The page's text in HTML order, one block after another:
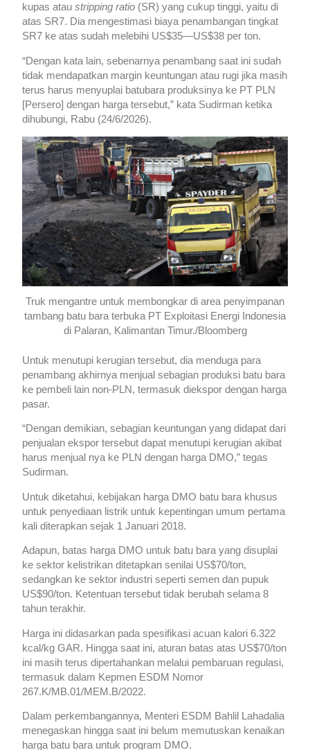
kupas ataustripping ratio (SR) yang cukup tinggi, yaitu di
atas SR7. Dia mengestimasi biaya penambangan tingkat
SR7 ke atas sudah melebihi US$35—US$38 per ton.
“Dengan kata lain, sebenarnya penambang saat ini sudah
tidak mendapatkan margin keuntungan atau rugi jika masih
terus harus menyuplai batubara produksinya ke PT PLN
[Persero] dengan harga tersebut,” kata Sudirman ketika
dihubungi, Rabu (24/6/2026).
Truk mengantre untuk membongkar di area penyimpanan
tambang batu bara terbuka PT Exploitasi Energi Indonesia
di Palaran, Kalimantan Timur./Bloomberg
Untuk menutupi kerugian tersebut, dia menduga para
penambang akhirnya menjual sebagian produksi batu bara
ke pembeli lain non-PLN, termasuk diekspor dengan harga
pasar.
“Dengan demikian, sebagian keuntungan yang didapat dari
penjualan ekspor tersebut dapat menutupi kerugian akibat
harus menjual nya ke PLN dengan harga DMO,” tegas
Sudirman.
Untuk diketahui, kebijakan harga DMO batu bara khusus
untuk penyediaan listrik untuk kepentingan umum pertama
kali diterapkan sejak 1 Januari 2018.
Adapun, batas harga DMO untuk batu bara yang disuplai
ke sektor kelistrikan ditetapkan senilai US$70/ton,
sedangkan ke sektor industri seperti semen dan pupuk
US$90/ton. Ketentuan tersebut tidak berubah selama 8
tahun terakhir.
Harga ini didasarkan pada spesifikasi acuan kalori 6.322
kcal/kg GAR. Hingga saat ini, aturan batas atas US$70/ton
ini masih terus dipertahankan melalui pembaruan regulasi,
termasuk dalam Kepmen ESDM Nomor
267.K/MB.01/MEM.B/2022.
Dalam perkembangannya, Menteri ESDM Bahlil Lahadalia
menegaskan hingga saat ini belum memutuskan kenaikan
harga batu bara untuk program DMO.